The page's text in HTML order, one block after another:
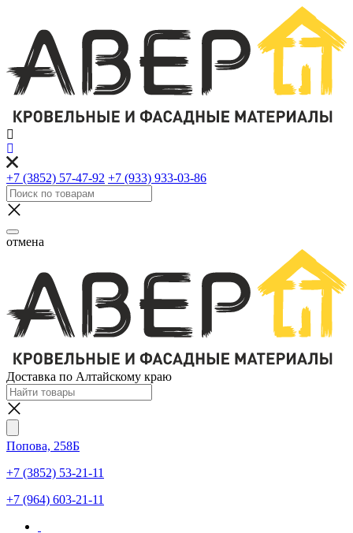
+7 (3852) 57-47-92 +7 (933) 933-03-86
отмена
Доставка по Алтайскому краю
Попова, 258Б
+7 (3852) 53-21-11
+7 (964) 603-21-11